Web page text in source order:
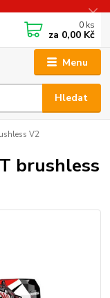
Menu
Hledat
0 ks
za 0,00 Kč
V2
brushless